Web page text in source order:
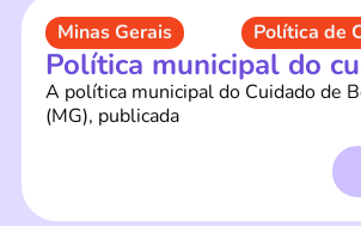
Minas Gerais Política de
Política municipal do
A política municipal do Cuidado de
(MG), publicada